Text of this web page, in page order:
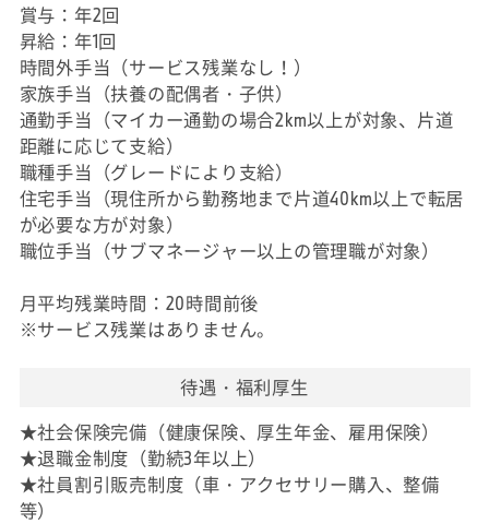
賞与：年2回
昇給：年1回
時間外手当（サービス残業なし！）
家族手当（扶養の配偶者・子供）
通勤手当（マイカー通勤の場合2km以上が対象、片道
距離に応じて支給）
職種手当（グレードにより支給）
住宅手当（現住所から勤務地まで片道40km以上で転居
が必要な方が対象）
職位手当（サブマネージャー以上の管理職が対象）
月平均残業時間：20時間前後
※サービス残業はありません。
待遇・福利厚生
★社会保険完備（健康保険、厚生年金、雇用保険）
★退職金制度（勤続3年以上）
★社員割引販売制度（車・アクセサリー購入、整備
等）